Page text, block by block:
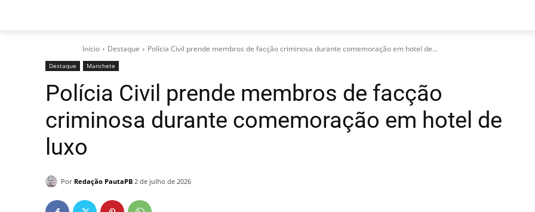
Início Destaque Polícia Civil prende membros de facção criminosa durante comemoração em hotel de...
Destaque Manchete
Polícia Civil prende membros de facção
criminosa durante comemoração em hotel de
luxo
Por Redação PautaPB 2 de julho de 2026